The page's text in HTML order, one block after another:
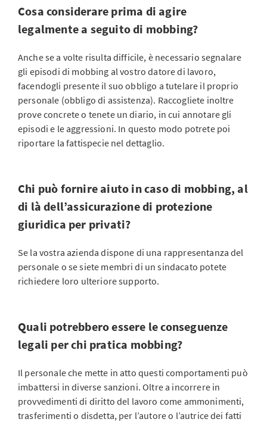
Cosa considerare prima di agire
legalmente a seguito di mobbing?
Anche se a volte risulta difficile, è necessario segnalare
gli episodi di mobbing al vostro datore di lavoro,
facendogli presente il suo obbligo a tutelare il proprio
personale (obbligo di assistenza). Raccogliete inoltre
prove concrete o tenete un diario, in cui annotare gli
episodi e le aggressioni. In questo modo potrete poi
riportare la fattispecie nel dettaglio.
Chi può fornire aiuto in caso di mobbing, al
di là dell’assicurazione di protezione
giuridica per privati?
Se la vostra azienda dispone di una rappresentanza del
personale o se siete membri di un sindacato potete
richiedere loro ulteriore supporto.
Quali potrebbero essere le conseguenze
legali per chi pratica mobbing?
Il personale che mette in atto questi comportamenti può
imbattersi in diverse sanzioni. Oltre a incorrere in
provvedimenti di diritto del lavoro come ammonimenti,
trasferimenti o disdetta, per l’autore o l’autrice dei fatti